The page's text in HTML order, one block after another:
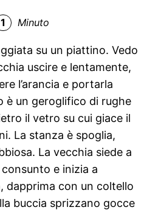
1 Minuto
su un piattino. Vedo
uscire e lentamente,
l’arancia e portarla
è un geroglifico di rughe
il vetro su cui giace il
La stanza è spoglia,
La vecchia siede a
e inizia a
dapprima con un coltello
buccia sprizzano gocce